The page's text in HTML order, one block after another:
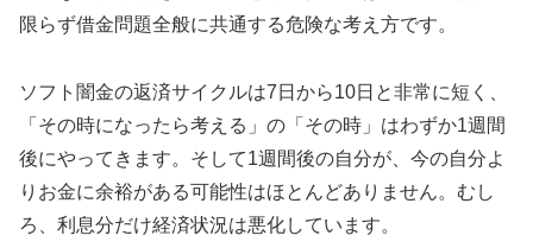
限らず借金問題全般に共通する危険な考え方です。
ソフト闇金の返済サイクルは7日から10日と非常に短く、
「その時になったら考える」の「その時」はわずか1週間
後にやってきます。そして1週間後の自分が、今の自分よ
りお金に余裕がある可能性はほとんどありません。むし
ろ、利息分だけ経済状況は悪化しています。